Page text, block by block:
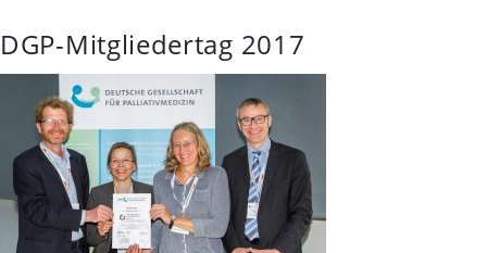
DGP-Mitgliedertag 2017